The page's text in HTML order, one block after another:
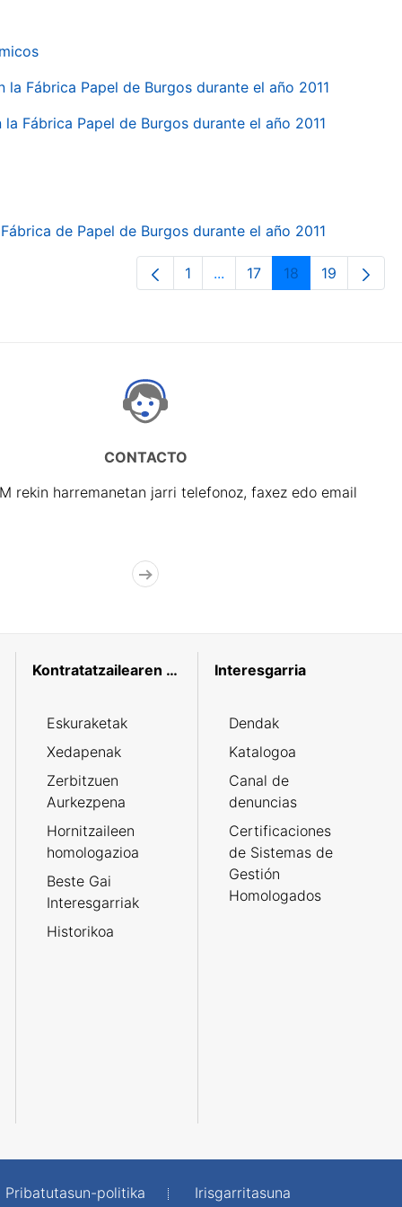
Fábrica Papel de Burgos durante el año 2011
Fábrica Papel de Burgos durante el año 2011
de Papel de Burgos durante el año 2011
Orrialdea
1 ...Intermediate Pages Use
Orrialdea
17 Orrialdea
18 Orrialdea
19
CONTACTO
rekin harremanetan jarri telefonoz, faxez edo email
Kontratatzailearen profila
Eskuraketak
Xedapenak
Zerbitzuen
Aurkezpena
Hornitzaileen
homologazioa
Beste Gai
Interesgarriak
Historikoa
Interesgarria
Dendak
Katalogoa
Canal de
denuncias
Certificaciones
de Sistemas de
Gestión
Homologados
Pribatutasun-politika Irisgarritasuna